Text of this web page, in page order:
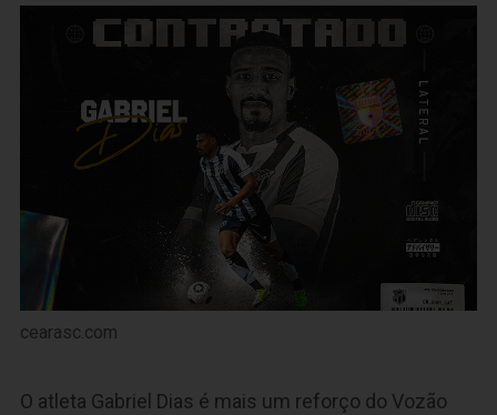
cearasc.com
O atleta Gabriel Dias é mais um reforço do Vozão